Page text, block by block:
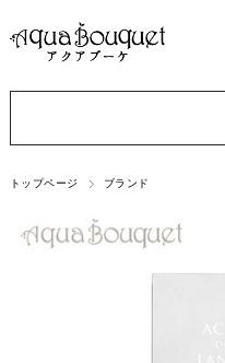
トップページ ブランド